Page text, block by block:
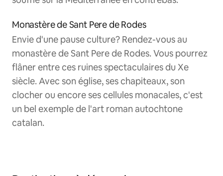
Monastère de Sant Pere de Rodes
Envie d'une pause culture? Rendez-vous au
monastère de Sant Pere de Rodes. Vous pourrez
flâner entre ces ruines spectaculaires du Xe
siècle. Avec son église, ses chapiteaux, son
clocher ou encore ses cellules monacales, c'est
un bel exemple de l'art roman autochtone
catalan.